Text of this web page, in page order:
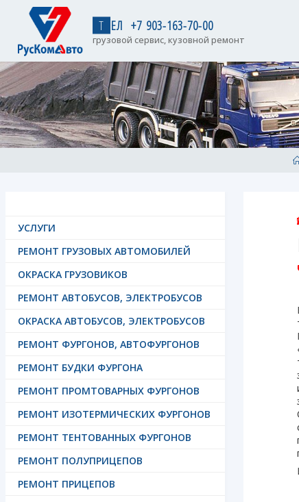
Т ЕЛ +7 903-163-70-00
грузовой сервис, кузовной ремонт
УСЛУГИ
РЕМОНТ ГРУЗОВЫХ АВТОМОБИЛЕЙ
ОКРАСКА ГРУЗОВИКОВ
РЕМОНТ АВТОБУСОВ, ЭЛЕКТРОБУСОВ
ОКРАСКА АВТОБУСОВ, ЭЛЕКТРОБУСОВ
РЕМОНТ ФУРГОНОВ, АВТОФУРГОНОВ
РЕМОНТ БУДКИ ФУРГОНА
РЕМОНТ ПРОМТОВАРНЫХ ФУРГОНОВ
РЕМОНТ ИЗОТЕРМИЧЕСКИХ ФУРГОНОВ
РЕМОНТ ТЕНТОВАННЫХ ФУРГОНОВ
РЕМОНТ ПОЛУПРИЦЕПОВ
РЕМОНТ ПРИЦЕПОВ